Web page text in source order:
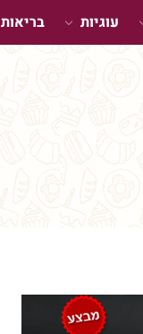
עוגיות בריאות